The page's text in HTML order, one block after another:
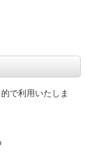
で利用いたしま